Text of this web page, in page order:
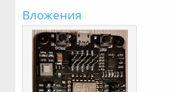
Вложения